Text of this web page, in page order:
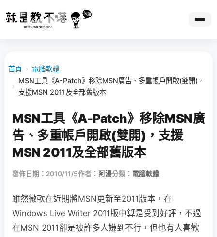
首頁 › 電腦軟體
›
MSN工具《A-Patch》移除MSN廣告、多重帳戶開啟(雙開)，
支援MSN 2011及全部舊版本
MSN工具《A-Patch》移除MSN廣
告、多重帳戶開啟(雙開)，支援
MSN 2011及全部舊版本
發佈日期：2010/11/5作者： 阿湯分類： 電腦軟體
雖然微軟在近期將MSN更新至2011版本，在
Windows Live Writer 2011版中算是受到好評，不過
在MSN 2011卻是被許多人嫌到不行，但也有人喜歡